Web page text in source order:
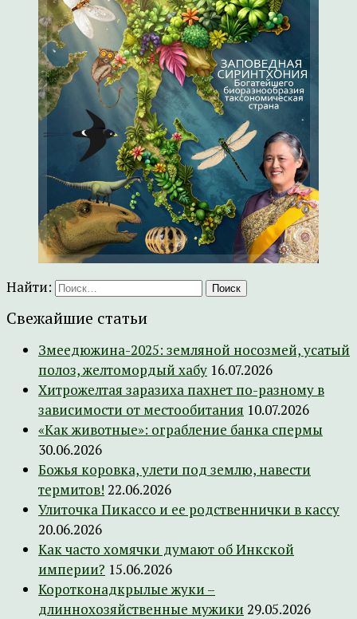
Найти:
Свежайшие статьи
Змеедюжина-2025: земляной носозмей, усатый
полоз, желтомордый хабу 16.07.2026
Хитрожелтая заразиха пахнет по-разному в
зависимости от местообитания 10.07.2026
«Как животные»: ограбление банка спермы
30.06.2026
Божья коровка, улети под землю, навести
термитов! 22.06.2026
Улиточка Пикассо и ее родственнички в кассу
20.06.2026
Как часто хомячки думают об Инкской
империи? 15.06.2026
Коротконадкрылые жуки –
длиннохозяйственные мужики 29.05.2026